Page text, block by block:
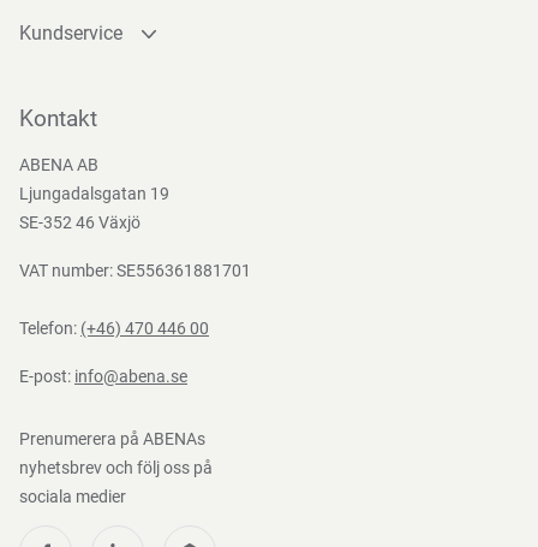
Kundservice
Bli kund
Nedladdningar
Kontakt
ABENA AB
Ljungadalsgatan 19
SE-352 46 Växjö
VAT number: SE556361881701
Telefon: (+46) 470 446 00
E-post: info@abena.se
Prenumerera på ABENAs
nyhetsbrev och följ oss på
sociala medier